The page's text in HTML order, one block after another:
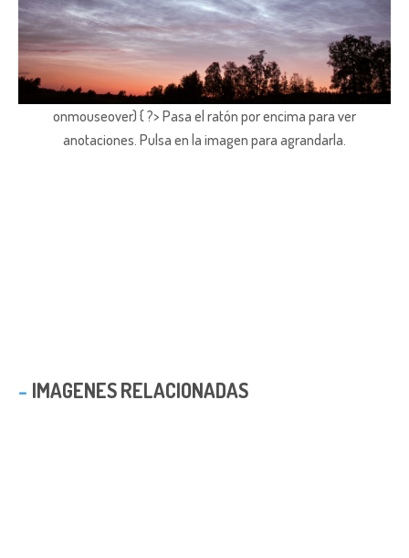
onmouseover) { ?> Pasa el ratón por encima para ver
anotaciones. Pulsa en la imagen para agrandarla.
IMAGENES RELACIONADAS